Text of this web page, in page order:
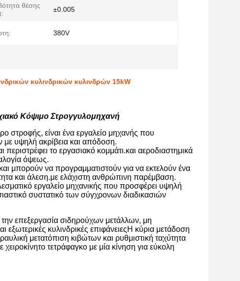
θέσης
±0.005
380V
κυλινδρικών κυλινδρών 15kW
Κόψιμο Στρογγυλομηχανή
στροφής, είναι ένα εργαλείο μηχανής που
με υψηλή ακρίβεια και απόδοση.
το εργασιακό κομμάτι.και αεροδιαστημικά
όψεως.
μπορούν να προγραμματιστούν για να εκτελούν ένα
και άλεση.με ελάχιστη ανθρώπινη παρέμβαση.
εργαλείο μηχανικής που προσφέρει υψηλή
συστατικό των σύγχρονων διαδικασιών
επεξεργασία σιδηρούχων μετάλλων, μη
κυλινδρικές επιφάνειεςΗ κύρια μετάδοση
μετατόπιση κιβώτων και ρυθμιστική ταχύτητα
τετράφαγκο με μία κίνηση για εύκολη